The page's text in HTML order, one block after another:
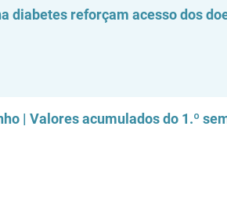
diabetes reforçam acesso dos
| Valores acumulados do 1.º